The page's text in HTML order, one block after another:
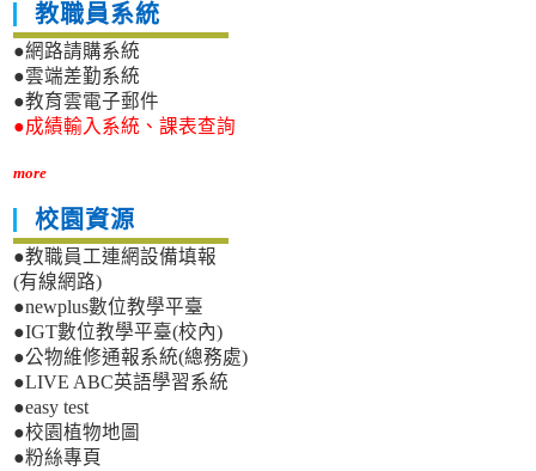
教職員系統
●網路請購系統
●雲端差勤系統
●教育雲電子郵件
●成績輸入系統、課表查詢
more
校園資源
●教職員工連網設備填報
(有線網路)
●newplus數位教學平臺
●IGT數位教學平臺(校內)
●公物維修通報系統(總務處)
●LIVE ABC英語學習系統
●easy test
●校園植物地圖
●粉絲專頁